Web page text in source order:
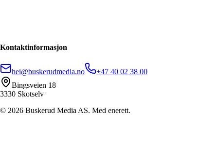
Kontaktinformasjon
hei@buskerudmedia.no
+47 40 02 38 00
Bingsveien 18
3330 Skotselv
© 2026 Buskerud Media AS. Med enerett.